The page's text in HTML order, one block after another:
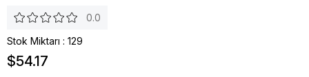
0.0
Stok Miktarı : 129
$54.17